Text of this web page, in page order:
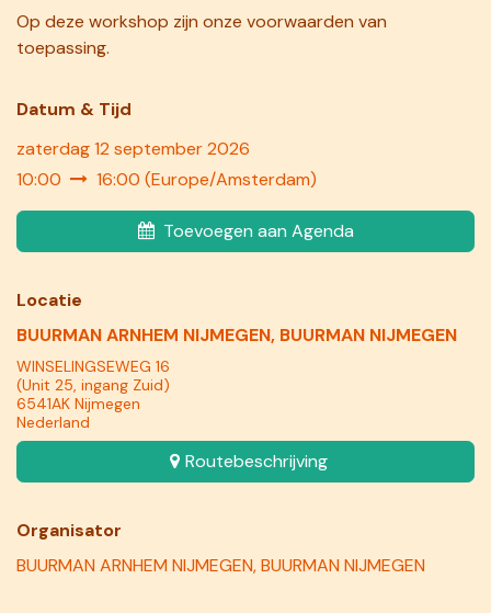
Op deze workshop zijn onze voorwaarden van
toepassing.
Datum & Tij​d
zaterdag 12 september 2026
10:00
16:00 (Europe/Amsterdam)
Toevoegen aan Agenda
Locatie
BUURMAN ARNHEM NIJMEGEN, BUURMAN NIJMEGEN
WINSELINGSEWEG 16
(Unit 25, ingang Zuid)
6541AK Nijmegen
Nederland
Routebeschrijving
Organisator
BUURMAN ARNHEM NIJMEGEN, BUURMAN NIJMEGEN